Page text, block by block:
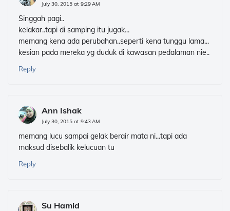
July 30, 2015 at 9:29 AM
Singgah pagi..
kelakar..tapi di samping itu jugak...
memang kena ada perubahan..seperti kena tunggu lama...
kesian pada mereka yg duduk di kawasan pedalaman nie..
Reply
Ann Ishak
July 30, 2015 at 9:43 AM
memang lucu sampai gelak berair mata ni...tapi ada
maksud disebalik kelucuan tu
Reply
Su Hamid